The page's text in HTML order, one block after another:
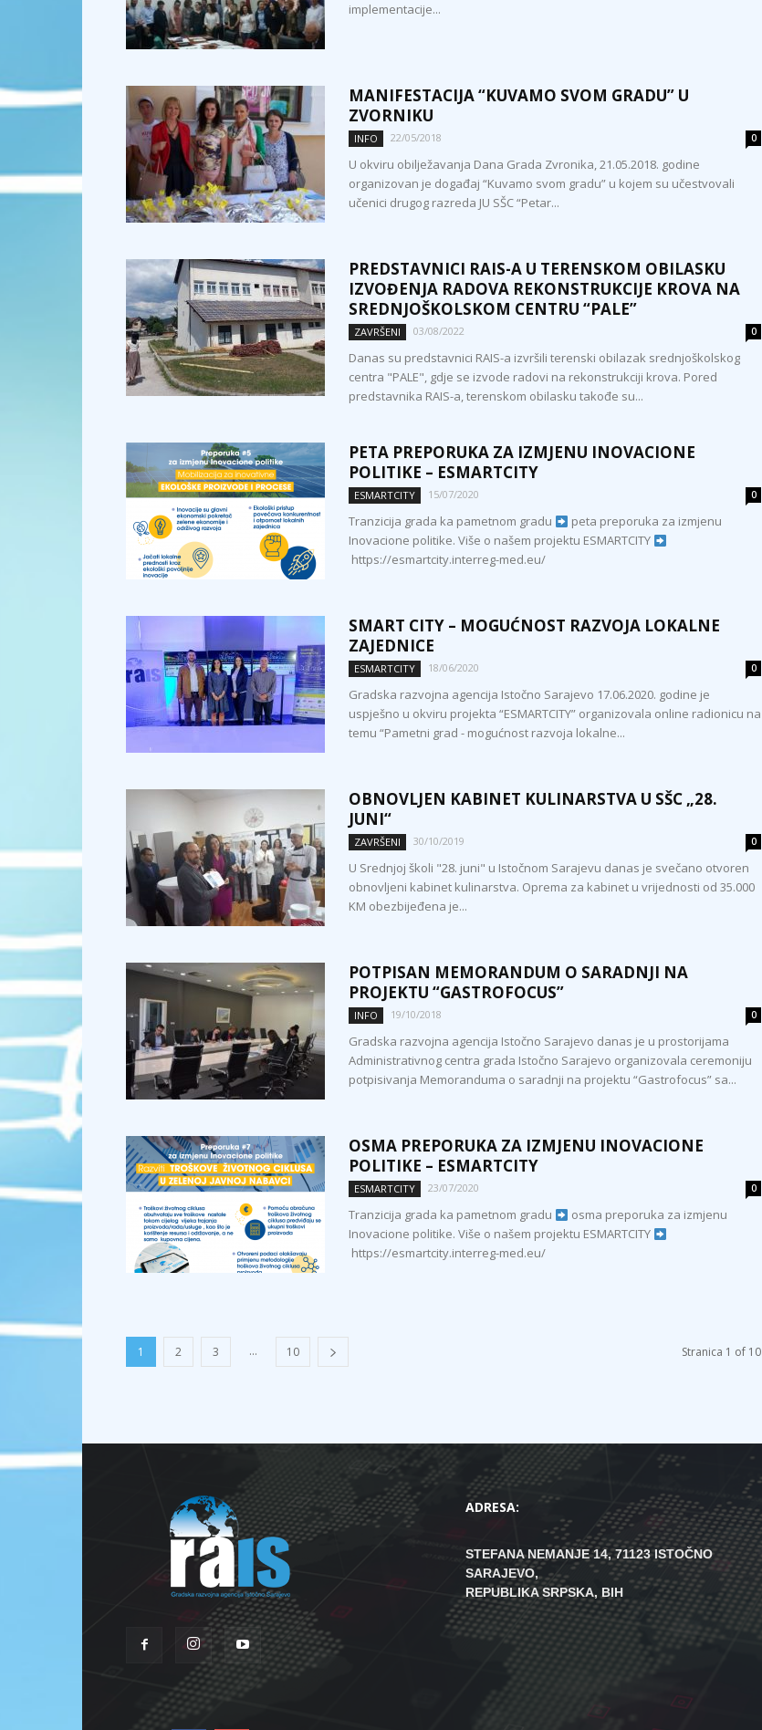
implementacije...
MANIFESTACIJA “KUVAMO SVOM GRADU” U
ZVORNIKU
INFO 22/05/2018 0
U okviru obilježavanja Dana Grada Zvronika, 21.05.2018. godine
organizovan je događaj “Kuvamo svom gradu” u kojem su učestvovali
učenici drugog razreda JU SŠC “Petar...
PREDSTAVNICI RAIS-A U TERENSKOM OBILASKU
IZVOĐENJA RADOVA REKONSTRUKCIJE KROVA NA
SREDNJOŠKOLSKOM CENTRU “PALE”
ZAVRŠENI 03/08/2022 0
Danas su predstavnici RAIS-a izvršili terenski obilazak srednjoškolskog
centra "PALE", gdje se izvode radovi na rekonstrukciji krova. Pored
predstavnika RAIS-a, terenskom obilasku takođe su...
PETA PREPORUKA ZA IZMJENU INOVACIONE
POLITIKE – ESMARTCITY
ESMARTCITY 15/07/2020 0
Tranzicija grada ka pametnom gradu
peta preporuka za izmjenu
Inovacione politike. Više o našem projektu ESMARTCITY
https://esmartcity.interreg-med.eu/
SMART CITY – MOGUĆNOST RAZVOJA LOKALNE
ZAJEDNICE
ESMARTCITY 18/06/2020 0
Gradska razvojna agencija Istočno Sarajevo 17.06.2020. godine je
uspješno u okviru projekta “ESMARTCITY” organizovala online radionicu na
temu “Pametni grad - mogućnost razvoja lokalne...
OBNOVLJEN KABINET KULINARSTVA U SŠC „28.
JUNI“
ZAVRŠENI 30/10/2019 0
U Srednjoj školi "28. juni" u Istočnom Sarajevu danas je svečano otvoren
obnovljeni kabinet kulinarstva. Oprema za kabinet u vrijednosti od 35.000
KM obezbijeđena je...
POTPISAN MEMORANDUM O SARADNJI NA
PROJEKTU “GASTROFOCUS”
INFO 19/10/2018 0
Gradska razvojna agencija Istočno Sarajevo danas je u prostorijama
Administrativnog centra grada Istočno Sarajevo organizovala ceremoniju
potpisivanja Memoranduma o saradnji na projektu “Gastrofocus” sa...
OSMA PREPORUKA ZA IZMJENU INOVACIONE
POLITIKE – ESMARTCITY
ESMARTCITY 23/07/2020 0
Tranzicija grada ka pametnom gradu
osma preporuka za izmjenu
Inovacione politike. Više o našem projektu ESMARTCITY
https://esmartcity.interreg-med.eu/
1 2 3 ... 10 Stranica 1 of 10
ADRESA:
STEFANA NEMANJE 14, 71123 ISTOČNO
SARAJEVO,
REPUBLIKA SRPSKA, BIH